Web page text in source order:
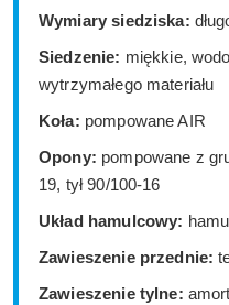
Wymiary siedziska:
Siedzenie: miękkie,
wytrzymałego materiału
Koła: pompowane AIR
Opony: pompowane z
19, tył 90/100-16
Układ hamulcowy:
Zawieszenie przednie:
Zawieszenie tylne: